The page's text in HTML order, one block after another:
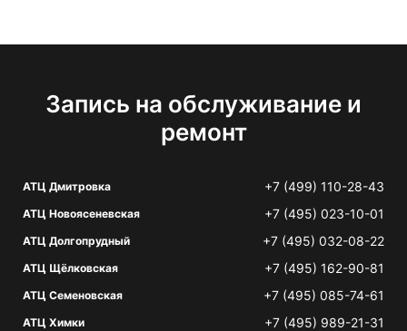
Запись на обслуживание и
ремонт
АТЦ Дмитровка +7 (499) 110-28-43
АТЦ Новоясеневская +7 (495) 023-10-01
АТЦ Долгопрудный +7 (495) 032-08-22
АТЦ Щёлковская +7 (495) 162-90-81
АТЦ Семеновская +7 (495) 085-74-61
АТЦ Химки +7 (495) 989-21-31